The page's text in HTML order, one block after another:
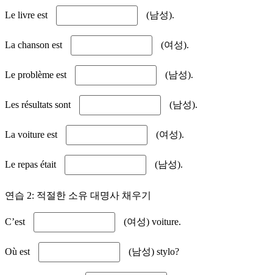
Le livre est (남성).
La chanson est (여성).
Le problème est (남성).
Les résultats sont (남성).
La voiture est (여성).
Le repas était (남성).
연습 2: 적절한 소유 대명사 채우기
C’est (여성) voiture.
Où est (남성) stylo?